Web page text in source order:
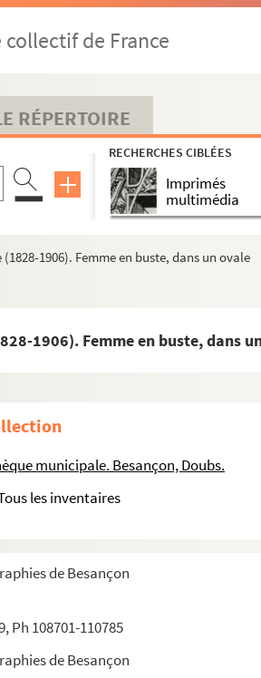
de France
RÉPERTOIRE
RECHERCHES CIBLÉES
Imprimés
multimédia
(1828-1906). Femme en buste, dans un ovale
1906). Femme en buste, dans
municipale. Besançon, Doubs.
les inventaires
de Besançon
Ph 108701-110785
de Besançon
debout
bébé
buste dans un ovale
"Souvenir du volontariat 31 mai 1880 " :
(1798-1876). Femme en buste
fille accoudée a une table et tenant dans
d'âge moyen en buste dans un ovale
fils Joseph). Jeune garçon accoudé à une
fils Joseph). Femme en pied accoudée à un
fils Joseph). élève
fils Joseph). Jeune Femme en buste
(associés). Femme assise à mi-corps, avec
Militaire en buste
Alf. Homme en buste
en buste, dans un ovale